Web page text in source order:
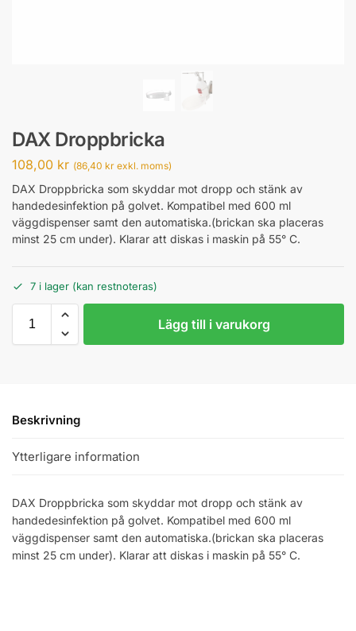
DAX Droppbricka
108,00 kr (86,40 kr exkl. moms)
DAX Droppbricka som skyddar mot dropp och stänk av
handedesinfektion på golvet. Kompatibel med 600 ml
väggdispenser samt den automatiska.(brickan ska placeras
minst 25 cm under). Klarar att diskas i maskin på 55° C.
7 i lager (kan restnoteras)
Lägg till i varukorg
Beskrivning
Ytterligare information
DAX Droppbricka som skyddar mot dropp och stänk av
handedesinfektion på golvet. Kompatibel med 600 ml
väggdispenser samt den automatiska.(brickan ska placeras
minst 25 cm under). Klarar att diskas i maskin på 55° C.